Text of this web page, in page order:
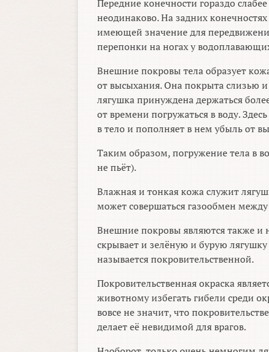
Передние конечности гораздо
неодинаково. На задних
имеющей значение для
перепонки на ногах у
Внешние покровы тела образует
от высыхания. Она покрыта слизью
лягушка принуждена держаться
от времени погружаться в воду.
в тело и пополняет в нем убыль от
Таким образом, погружение тела в
не пьёт).
Влажная и тонкая кожа служит
может совершаться газообмен
Внешние покровы являются также и
скрывает и зелёную и бурую
называется покровительственной.
Покровительственная окраска
животному избегать гибели среди
вовсе не значит, что
делает её невидимой для врагов.